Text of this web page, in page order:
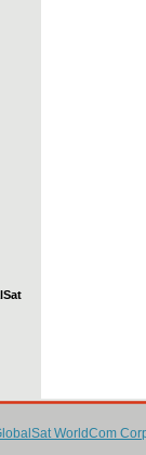
WorldCom